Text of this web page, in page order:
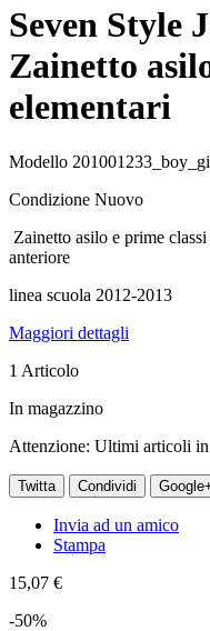
Seven Style
Zainetto
elementari
Modello
Condizione Nuovo
Zainetto asilo e prime
anteriore
linea scuola 2012-2013
Maggiori dettagli
1 Articolo
In magazzino
Attenzione: Ultimi articoli
Twitta Condividi
Invia ad un amico
Stampa
15,07 €
-50%